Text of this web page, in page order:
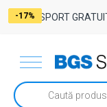
TRANSPORT
Products
search
-37%
-29%
-29%
-19%
-55%
-31%
-32%
-29%
-33%
-17%
-17%
-17%
-29%
-17%
-17%
-17%
-29%
-17%
-37%
-17%
-17%
-17%
-29%
-29%
-17%